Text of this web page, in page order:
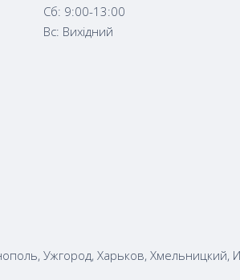
Сб: 9:00-13:00
Вс: Вихідний
Ужгород, Харьков, Хмельницкий,